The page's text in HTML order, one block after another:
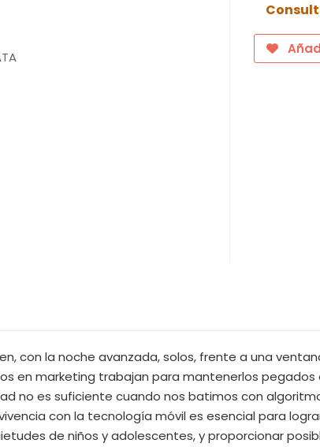
con la noche avanzada, solos, frente a una
en marketing trabajan para mantenerlos pegados
no es suficiente cuando nos batimos con
con la tecnología móvil es esencial para
de niños y adolescentes, y proporcionar